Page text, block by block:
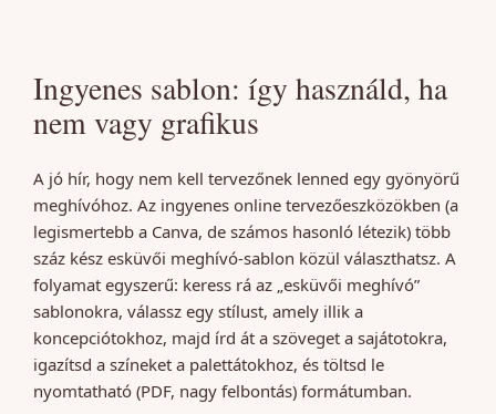
Ingyenes sablon: így használd, ha
nem vagy grafikus
A jó hír, hogy nem kell tervezőnek lenned egy gyönyörű
meghívóhoz. Az ingyenes online tervezőeszközökben (a
legismertebb a Canva, de számos hasonló létezik) több
száz kész esküvői meghívó-sablon közül választhatsz. A
folyamat egyszerű: keress rá az „esküvői meghívó”
sablonokra, válassz egy stílust, amely illik a
koncepciótokhoz, majd írd át a szöveget a sajátotokra,
igazítsd a színeket a palettátokhoz, és töltsd le
nyomtatható (PDF, nagy felbontás) formátumban.